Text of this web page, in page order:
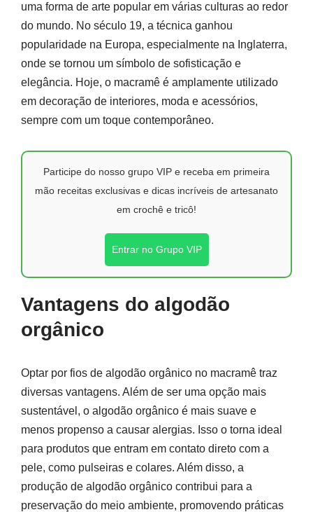
uma forma de arte popular em várias culturas ao redor
do mundo. No século 19, a técnica ganhou
popularidade na Europa, especialmente na Inglaterra,
onde se tornou um símbolo de sofisticação e
elegância. Hoje, o macramê é amplamente utilizado
em decoração de interiores, moda e acessórios,
sempre com um toque contemporâneo.
Participe do nosso grupo VIP e receba em primeira
mão receitas exclusivas e dicas incríveis de artesanato
em crochê e tricô!
Entrar no Grupo VIP
Vantagens do algodão
orgânico
Optar por fios de algodão orgânico no macramê traz
diversas vantagens. Além de ser uma opção mais
sustentável, o algodão orgânico é mais suave e
menos propenso a causar alergias. Isso o torna ideal
para produtos que entram em contato direto com a
pele, como pulseiras e colares. Além disso, a
produção de algodão orgânico contribui para a
preservação do meio ambiente, promovendo práticas